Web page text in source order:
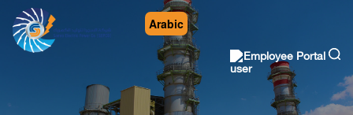
Employee Portal
Arabic